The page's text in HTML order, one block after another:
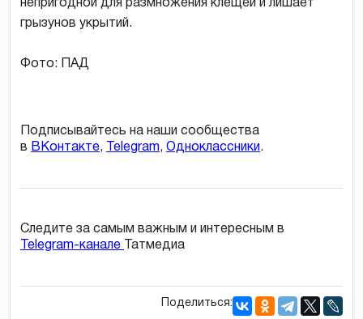
непригодной для размножения клещей и лишает
грызунов укрытий.
Фото: ПАД
Подписывайтесь на наши сообщества
в ВКонтакте, Telegram, Одноклассники.
Следите за самым важным и интересным в
Telegram-канале
Татмедиа
Поделиться: